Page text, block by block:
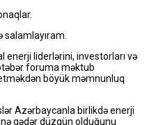
salamlayıram.
enerji liderlərini, investorları və
foruma məktub
böyük məmnunluq
Azərbaycanla birlikdə enerji
nə qədər düzgün olduğunu